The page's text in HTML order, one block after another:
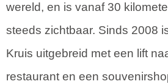
wereld, en is vanaf 30
steeds zichtbaar. Sinds 2008
Kruis uitgebreid met een lift
restaurant en een